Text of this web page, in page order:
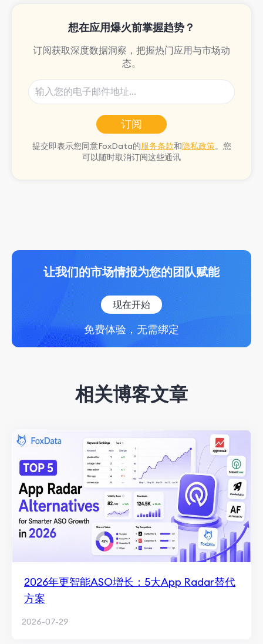
想在应用爆火前掌握趋势？
订阅获取深度数据洞察，把握热门应用与市场动
态。
订阅
提交即表示您同意FoxData的服务条款和隐私政策。您
可以随时取消订阅这些通讯
让我们的市场情报为您的团队赋能
现在开始
免费体验，无需绑定
相关博客文章
2026年更智能ASO增长：5大App Radar替代
方案
2026-07-29